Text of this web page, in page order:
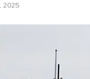
2025